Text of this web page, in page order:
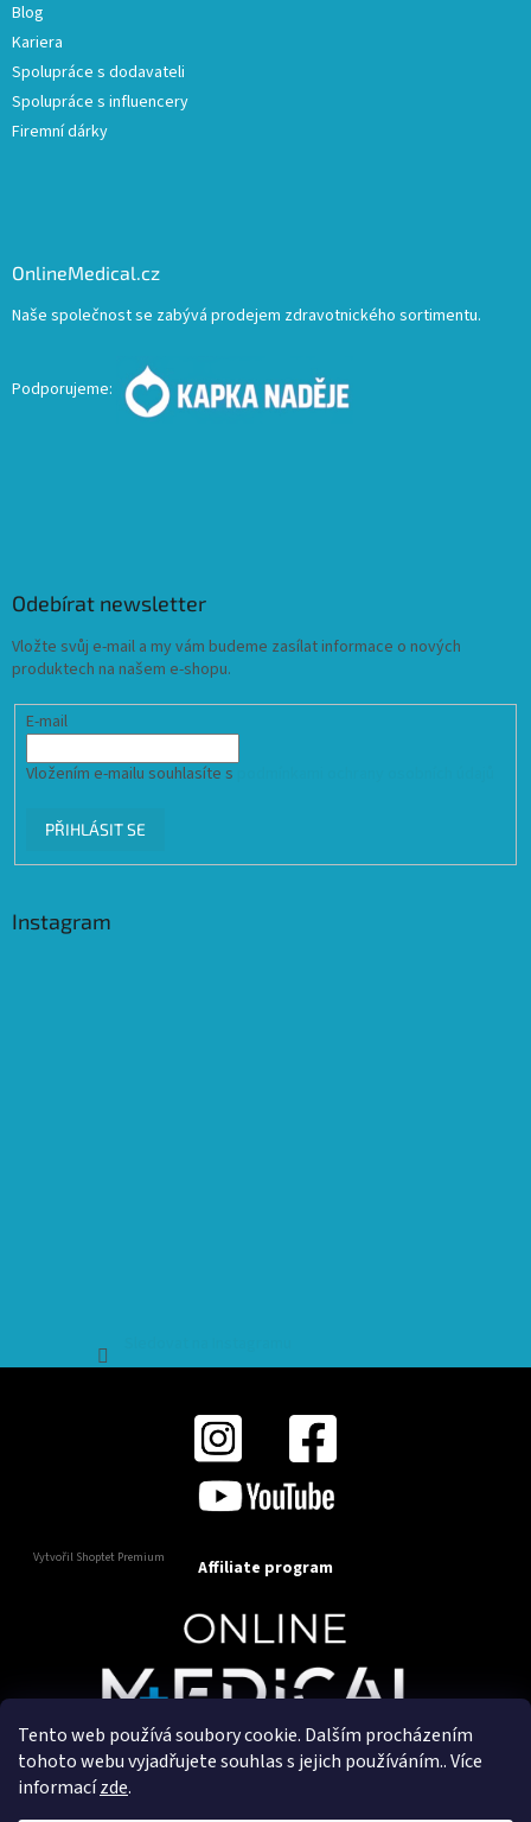
Tento web používá soubory cookie. Dalším procházením
tohoto webu vyjadřujete souhlas s jejich používáním.. Více
informacízde.
Blog
Kariera
Spolupráce s dodavateli
Spolupráce s influencery
Firemní dárky
OnlineMedical.cz
Naše společnost se zabývá prodejem zdravotnického sortimentu.
Podporujeme:
Odebírat newsletter
Vložte svůj e-mail a my vám budeme zasílat informace o nových
produktech na našem e-shopu.
E-mail
Vložením e-mailu souhlasíte s
PŘIHLÁSIT SE
Instagram
Vytvořil Shoptet Premium Affiliate program
Copyright 2025OnlineMedical.cz. Všechna práva
Vytvořil a marketingově zajišťuje